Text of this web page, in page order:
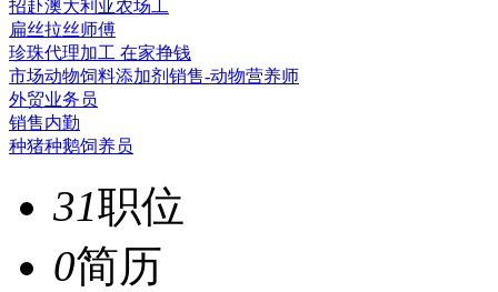
招赴澳大利亚农场工
扁丝拉丝师傅
珍珠代理加工 在家挣钱
市场动物饲料添加剂销售-动物营养师
外贸业务员
销售内勤
种猪种鹅饲养员
31职位
0简历